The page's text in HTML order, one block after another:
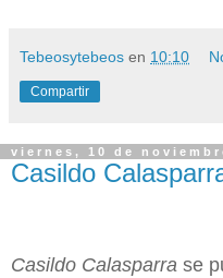
Tebeosytebeos en 10:10
Compartir
viernes, 10 de
Casildo
Casildo Calasparra se